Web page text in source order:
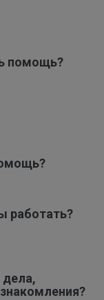
помощь?
работать?